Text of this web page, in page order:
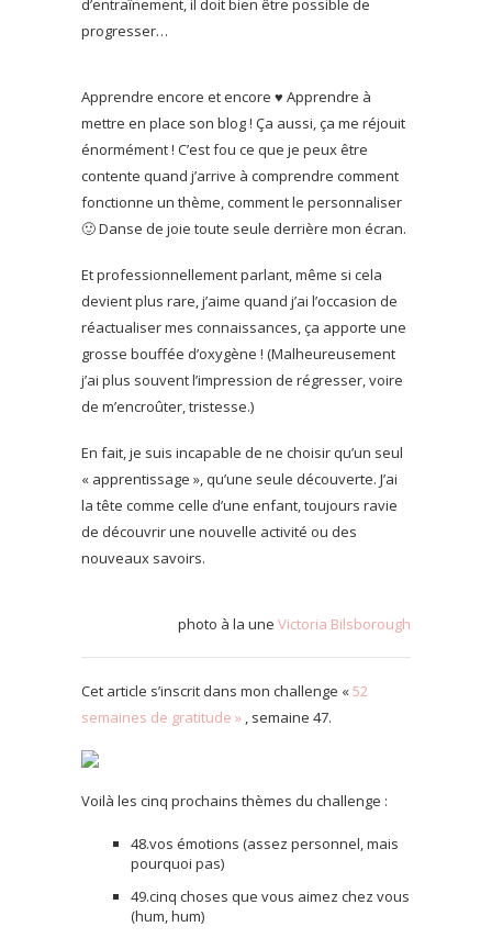
d’entraînement, il doit bien être possible de
progresser…
Apprendre encore et encore ♥ Apprendre à
mettre en place son blog ! Ça aussi, ça me réjouit
énormément ! C’est fou ce que je peux être
contente quand j’arrive à comprendre comment
fonctionne un thème, comment le personnaliser
🙂 Danse de joie toute seule derrière mon écran.
Et professionnellement parlant, même si cela
devient plus rare, j’aime quand j’ai l’occasion de
réactualiser mes connaissances, ça apporte une
grosse bouffée d’oxygène ! (Malheureusement
j’ai plus souvent l’impression de régresser, voire
de m’encroûter, tristesse.)
En fait, je suis incapable de ne choisir qu’un seul
« apprentissage », qu’une seule découverte. J’ai
la tête comme celle d’une enfant, toujours ravie
de découvrir une nouvelle activité ou des
nouveaux savoirs.
photo à la une Victoria Bilsborough
Cet article s’inscrit dans mon challenge «52
semaines de gratitude » , semaine 47.
Voilà les cinq prochains thèmes du challenge :
48.vos émotions (assez personnel, mais
pourquoi pas)
49.cinq choses que vous aimez chez vous
(hum, hum)